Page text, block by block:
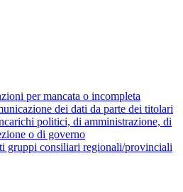
per mancata o incompleta
dei dati da parte dei titolari
politici, di amministrazione, di
o di governo
gruppi consiliari regionali/provinciali